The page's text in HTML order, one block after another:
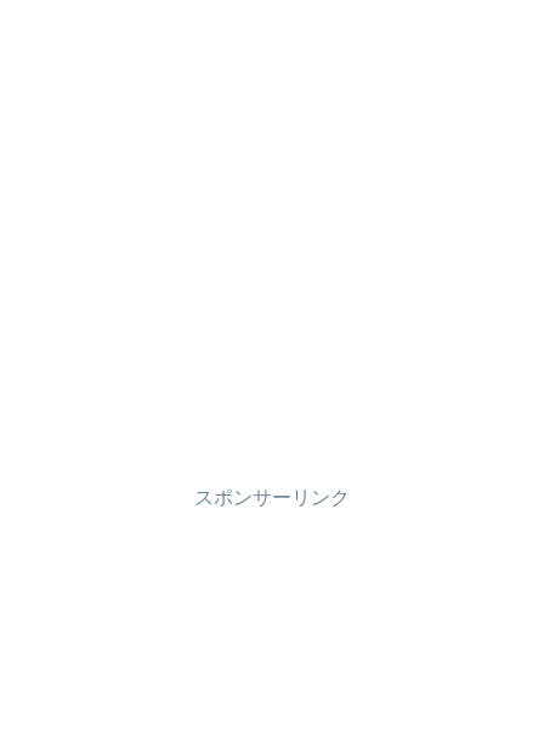
スポンサーリンク